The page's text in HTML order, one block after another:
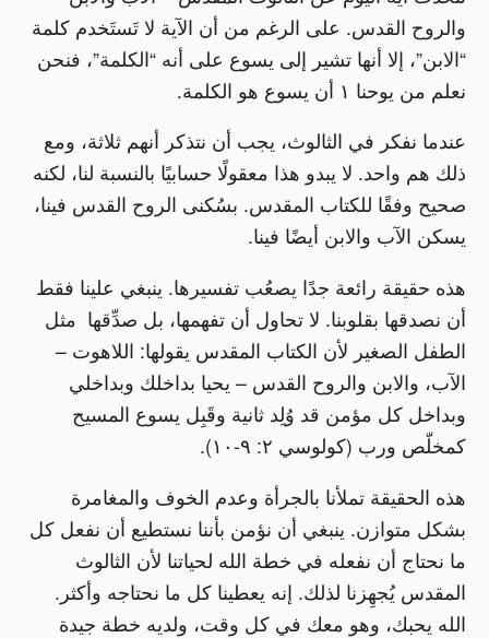
والروح القدس. على الرغم من أن الآية لا تَستَخدم كلمة
“الابن”، إلا أنها تشير إلى يسوع على أنه “الكلمة”، فنحن
نعلم من يوحنا ١ أن يسوع هو الكلمة.
عندما نفكر في الثالوث، يجب أن نتذكر أنهم ثلاثة، ومع
ذلك هم واحد. لا يبدو هذا معقولًا حسابيًا بالنسبة لنا، لكنه
صحيح وفقًا للكتاب المقدس. بسُكنى الروح القدس فينا،
يسكن الآب والابن أيضًا فينا.
هذه حقيقة رائعة جدًا يصعُب تفسيرها. ينبغي علينا فقط
أن نصدقها بقلوبنا. لا تحاول أن تفهمها، بل صدِّقها مثل
الطفل الصغير لأن الكتاب المقدس يقولها: اللاهوت –
الآب، والابن والروح القدس – يحيا بداخلك وبداخلي
وبداخل كل مؤمن قد وُلِد ثانية وقَبِل يسوع المسيح
كمخلّص ورب (كولوسي ٢: ٩-١٠).
هذه الحقيقة تملأنا بالجرأة وعدم الخوف والمغامرة
بشكل متوازن. ينبغي أن نؤمن بأننا نستطيع أن نفعل كل
ما نحتاج أن نفعله في خطة الله لحياتنا لأن الثالوث
المقدس يُجهِزنا لذلك. إنه يعطينا كل ما نحتاجه وأكثر.
الله يحبك، وهو معك في كل وقت، ولديه خطة جيدة